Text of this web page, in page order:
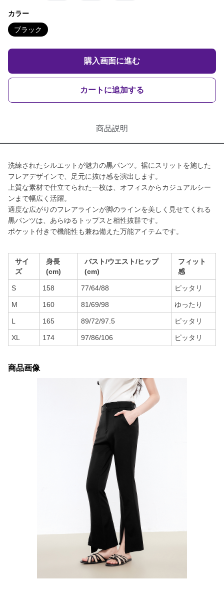
カラー
ブラック
購入画面に進む
カートに追加する
商品説明
洗練されたシルエットが魅力の黒パンツ。裾にスリットを施した
フレアデザインで、足元に抜け感を演出します。
上質な素材で仕立てられた一枚は、オフィスからカジュアルシー
ンまで幅広く活躍。
適度な広がりのフレアラインが脚のラインを美しく見せてくれる
黒パンツは、あらゆるトップスと相性抜群です。
ポケット付きで機能性も兼ね備えた万能アイテムです。
サイ
ズ
身長
(cm)
バスト/ウエスト/ヒップ
(cm)
フィット
感
S 158 77/64/88 ピッタリ
M 160 81/69/98 ゆったり
L 165 89/72/97.5 ピッタリ
XL 174 97/86/106 ピッタリ
商品画像